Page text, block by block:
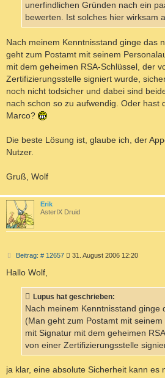
unerfindlichen Gründen nach ein
bewerten. Ist solches hier wirksam
Nach meinem Kenntnisstand ginge das
geht zum Postamt mit seinem
mit dem geheimen RSA-Schlüssel, der
Zertifizierungsstelle signiert wurde,
noch nicht todsicher und dabei sind
nach schon so zu aufwendig. Oder hast
Marco?
Die beste Lösung ist, glaube ich, der
Nutzer.
Gruß, Wolf
Erik
AsterIX Druid
Beitrag: # 12657B
r
a
31. August 2006 12:20
Hallo Wolf,
Lupus hat geschrieben:
Nach meinem Kenntnisstand ginge
(Man geht zum Postamt mit
mit Signatur mit dem geheimen
von einer Zertifizierungsstelle
ja klar, eine absolute Sicherheit kann es